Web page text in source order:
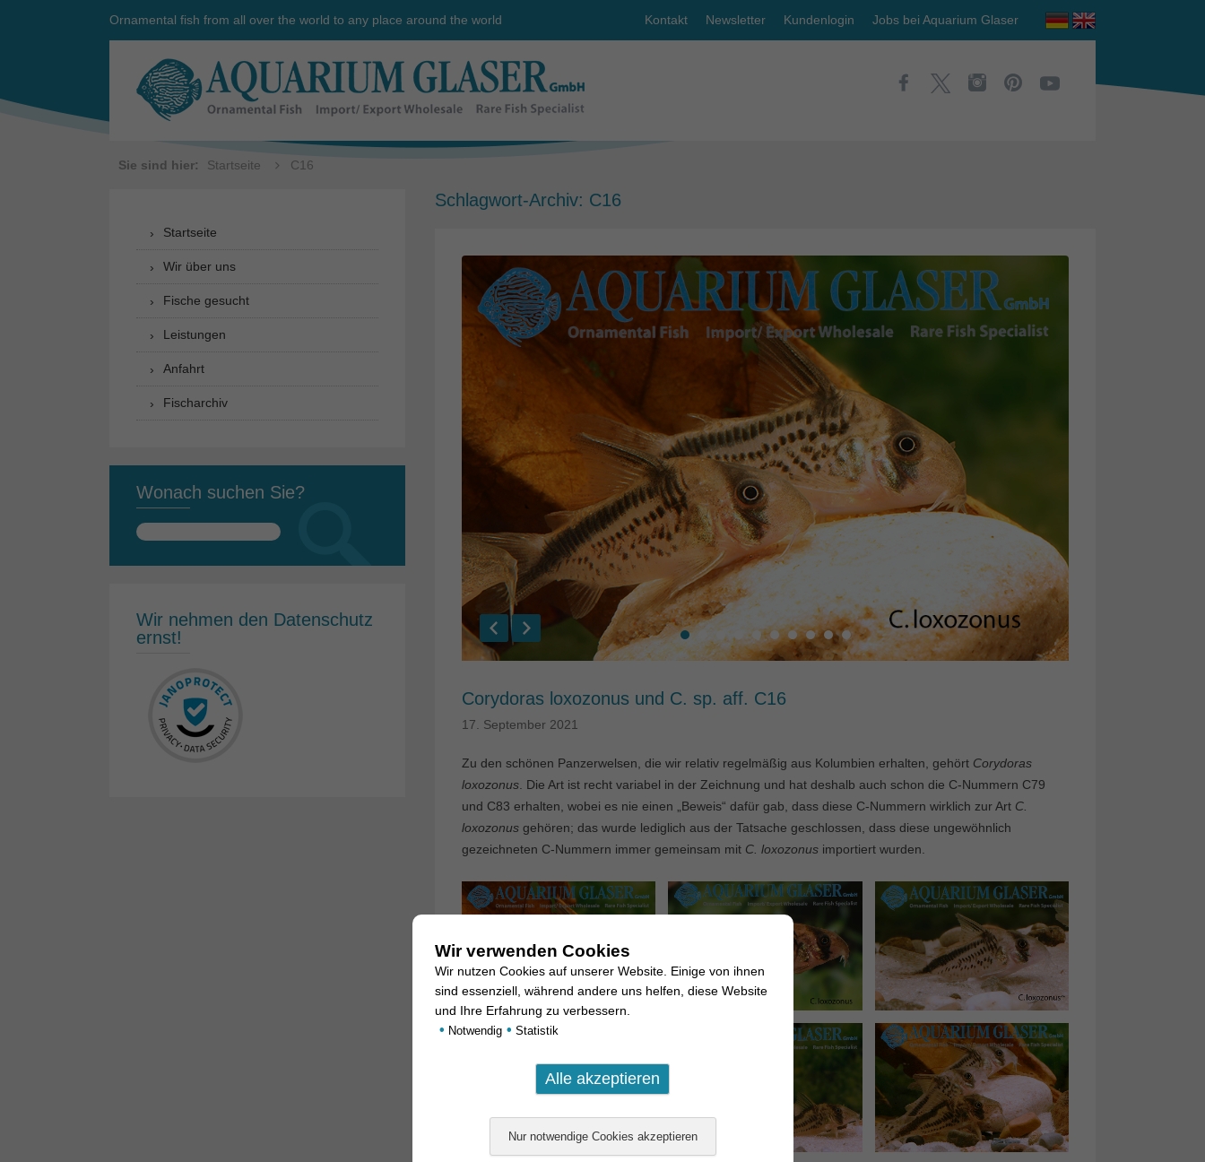
Ornamental fish from all over the world to any place around the world Kontakt Newsletter Kundenlogin Jobs bei Aquarium Glaser
Sie sind hier: Startseite C16
Schlagwort-Archiv: C16
Corydoras loxozonus und C. sp. aff. C16
17. September 2021
Zu den schönen Panzerwelsen, die wir relativ regelmäßig aus Kolumbien erhalten, gehört Corydoras
loxozonus . Die Art ist recht variabel in der Zeichnung und hat deshalb auch schon die C-Nummern C79
und C83 erhalten, wobei es nie einen „Beweis“ dafür gab, dass diese C-Nummern wirklich zur Art C.
loxozonus gehören; das wurde lediglich aus der Tatsache geschlossen, dass diese ungewöhnlich
gezeichneten C-Nummern immer gemeinsam mit C. loxozonus importiert wurden.
Startseite
Wir über uns
Fische gesucht
Leistungen
Anfahrt
Fischarchiv
Wonach suchen Sie?
Suchen
Wir nehmen den Datenschutz
ernst!
Wir verwenden Cookies
Wir nutzen Cookies auf unserer Website. Einige von ihnen
sind essenziell, während andere uns helfen, diese Website
und Ihre Erfahrung zu verbessern.
• Notwendig • Statistik